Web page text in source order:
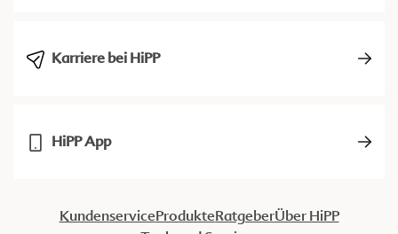
Karriere bei HiPP
HiPP App
KundenserviceProdukteRatgeberÜber HiPP